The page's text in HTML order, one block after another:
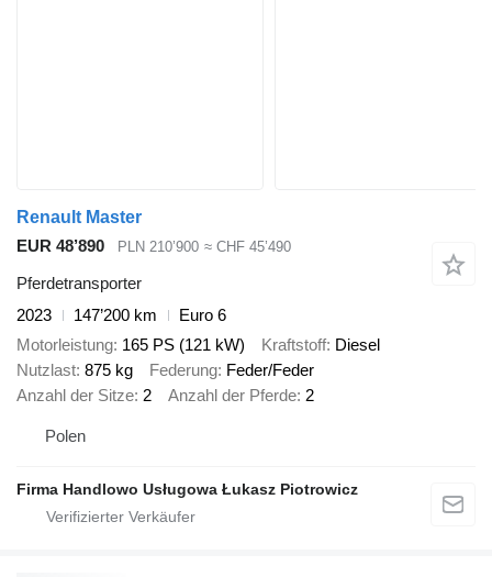
Renault Master
EUR 48’890
PLN 210’900 ≈ CHF 45’490
Pferdetransporter
2023
147’200 km
Euro 6
Motorleistung 165 PS (121 kW) Kraftstoff Diesel
Nutzlast 875 kg Federung Feder/Feder
Anzahl der Sitze 2 Anzahl der Pferde 2
Polen
Firma Handlowo Usługowa Łukasz Piotrowicz